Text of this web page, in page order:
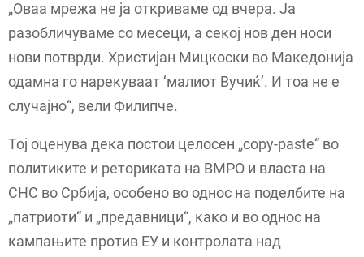
„Оваа мрежа не ја откриваме од вчера. Ја
разобличуваме со месеци, а секој нов ден носи
нови потврди. Христијан Мицкоски во Македонија
одамна го нарекуваат ‘малиот Вучиќ’. И тоа не е
случајно“, вели Филипче.
Тој оценува дека постои целосен „copy-paste“ во
политиките и реториката на ВМРО и власта на
СНС во Србија, особено во однос на поделбите на
„патриоти“ и „предавници“, како и во однос на
кампањите против ЕУ и контролата над